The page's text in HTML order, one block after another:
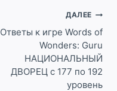
ДАЛЕЕ
Ответы к игре Words of
Wonders: Guru
НАЦИОНАЛЬНЫЙ
ДВОРЕЦ c 177 по 192
уровень